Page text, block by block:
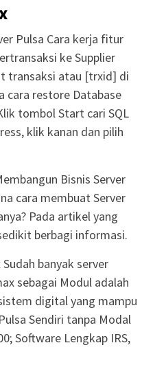
Pulsa Cara kerja fitur
ke Supplier
transaksi atau [trxid] di
cara restore Database
tombol Start cari SQL
klik kanan dan pilih
Bisnis Server
cara membuat Server
Pada artikel yang
berbagi informasi.
banyak server
sebagai Modul adalah
digital yang mampu
Sendiri tanpa Modal
Software Lengkap IRS,